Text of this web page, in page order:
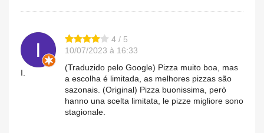
I.
4 / 5
10/07/2023 à 16:33
(Traduzido pelo Google) Pizza muito boa, mas
a escolha é limitada, as melhores pizzas são
sazonais. (Original) Pizza buonissima, però
hanno una scelta limitata, le pizze migliore sono
stagionale.